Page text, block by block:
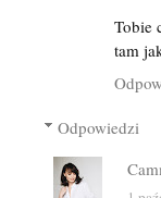
Tobie
tam
Odpowiedzi